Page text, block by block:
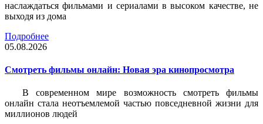
наслаждаться фильмами и сериалами в высоком качестве, не
выходя из дома
Подробнее
05.08.2026
Смотреть фильмы онлайн: Новая эра кинопросмотра
В современном мире возможность смотреть фильмы
онлайн стала неотъемлемой частью повседневной жизни для
миллионов людей